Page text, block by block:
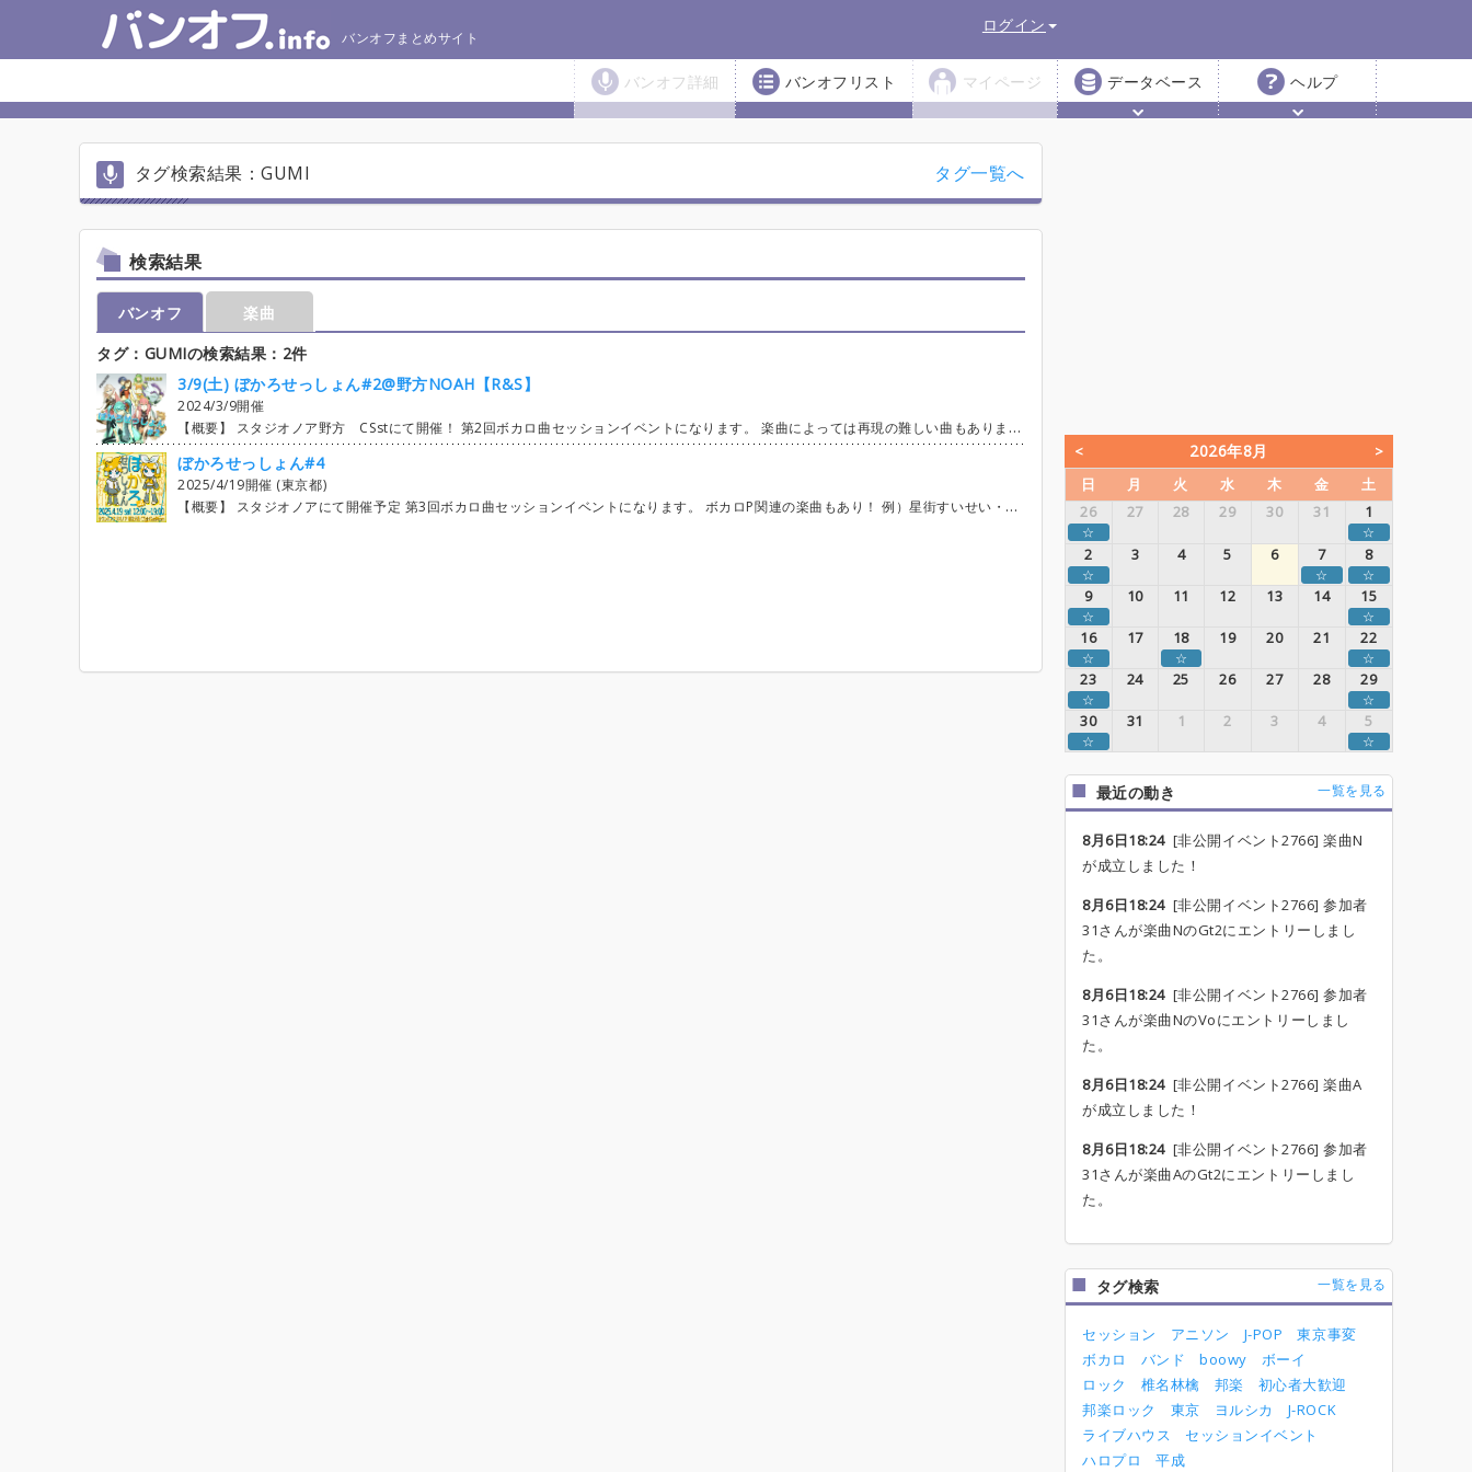
バンオフまとめサイト
ログイン
バンオフ詳細 バンオフリスト マイページ データベース ヘルプ
タグ検索結果：GUMI タグ一覧へ
検索結果
バンオフ
楽曲
タグ：GUMIの検索結果：2件
3/9(土) ぼかろせっしょん#2@野方NOAH【R&S】
2024/3/9開催
【概要】 スタジオノア野方 CSstにて開催！ 第2回ボカロ曲セッションイベントになります。 楽曲によっては再現の難しい曲もありますが、 バンド編成にてセッションを楽しむことが目的なので お気軽に好きな曲へエントリーしていただければと思います。 ※一部楽曲はエントリー状況で同期音源を作成する予定です。 (Gt1＝Lead Gt2＝Backing) 初心者の方、初めましての方も大歓迎です。 高校生の方は参加費1,200円です。（学生証のご掲示に限り） お友達引き連れても大歓迎！ 見学のみも可能です。（見学者は無料。自己紹介に見学の旨をコメントお願い致します。） 是非ご参加お待ちしております。 掲示板（自己紹介）交流の際はご自由にお使いください。 セッションの模様は フルレコーディング、4アングルカメラにて収録し スタジオLIVE風に編集した後 動画をYouTubeにて参加者限定に公開いたします。 参加費用のお支払いは現金にて 当日、点呼の際に回収いたします。 ★公式LINE★ https://line.me/R/ti/p/@703klwav?from=page&liff.referrer=https%3A%2F%2Ft.co%2F&accountId=703klwav 友達追加してショップカードを発行して頂くと 参加時にポイントを付与！ 5Pt貯めれば参加費用割引のクーポンがGETできます。 【詳細】 1/27 エントリー開始（1人5曲） 2/10 上限曲数解放 （1人8曲） 2/20 上限曲数解放 無制限 【スケジュール】 12:15〜12:30 集合 13:00〜17:00 セッション 17:00〜17:45 バラシ 18:00〜 打ち上げ（参加自由）
ぼかろせっしょん#4
2025/4/19開催 (東京都)
【概要】 スタジオノアにて開催予定 第3回ボカロ曲セッションイベントになります。 ボカロP関連の楽曲もあり！ 例）星街すいせい・P丸様 など 楽曲によっては再現の難しい曲もありますが、 バンド編成にてセッションを楽しむことが目的なので お気軽に好きな曲へエントリーしていただければと思います。 ※一部楽曲はエントリー状況で同期音源を作成する予定です。 (Gt1＝Lead Gt2＝Backing) 初心者の方、初めましての方も大歓迎です。 高校生の方は参加費1,500円です。（学生証のご掲示に限り） お友達引き連れても大歓迎！ 見学のみも可能です。（見学者は無料。自己紹介に見学の旨をコメントお願い致します。） 是非ご参加お待ちしております。 掲示板（自己紹介）交流の際はご自由にお使いください。 セッションの模様は参加者限定視聴にてYoutubeLiveを行います。 また、後日収録した音声・映像を編集し1曲ごとの動画を再生リストにし共有もいたします。 参加費用のお支払いは現金またはpaypayにて 当日、点呼の際に回収いたします。 【詳細】 1/18（土） エントリー開始（1人3曲） 2/22（土）上限曲数解放 （1人5曲） 3/15（土）上限曲数解放 無制限 【スケジュール予定】 11:00〜12:00 集合 11:45～12:00 サウンドチェック（1曲目メンバー） 12:00〜18:10 セッション 18:10〜19:00 バラシ 19:00〜 打ち上げ（参加自由）
2026年8月
日 月 火 水 木 金
土
26
27 28 29 30 31 1
☆ ☆
2 3 4 5 6 7 8
☆ ☆ ☆
9 10 11 12 13 14 15
☆ ☆
16 17 18 19 20 21 22
☆ ☆ ☆
23 24 25 26 27 28 29
☆ ☆
30 31 1 2 3 4 5
☆ ☆
最近の動き 一覧を見る
8月6日18:24[非公開イベント2766] 楽曲N
が成立しました！
8月6日18:24[非公開イベント2766] 参加者
31さんが楽曲NのGt2にエントリーしまし
た。
8月6日18:24[非公開イベント2766] 参加者
31さんが楽曲NのVoにエントリーしまし
た。
8月6日18:24[非公開イベント2766] 楽曲A
が成立しました！
8月6日18:24[非公開イベント2766] 参加者
31さんが楽曲AのGt2にエントリーしまし
た。
タグ検索 一覧を見る
セッション アニソン J-POP
東京事変
ボカロ
バンド boowy
ボーイ
ロック
椎名林檎 邦楽
初心者大歓迎
邦楽ロック
東京 ヨルシカ
J-ROCK
ライブハウス
セッションイベント
ハロプロ
平成